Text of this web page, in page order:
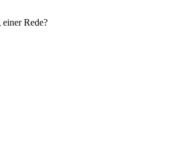
Rede?